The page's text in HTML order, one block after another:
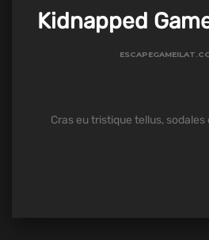
Kidnapped
Cras eu tristique tellus,